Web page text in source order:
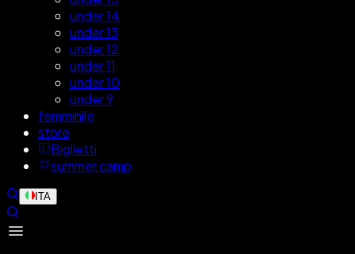
under 14
under 13
under 12
under 11
under 10
under 9
femminile
store
Biglietti
summer camp
ITA